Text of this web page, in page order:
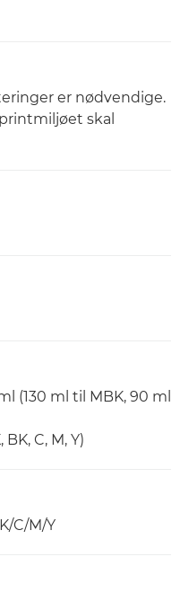
er nødvendige.
skal
(130 ml til MBK, 90 ml
C, M, Y)
C/M/Y